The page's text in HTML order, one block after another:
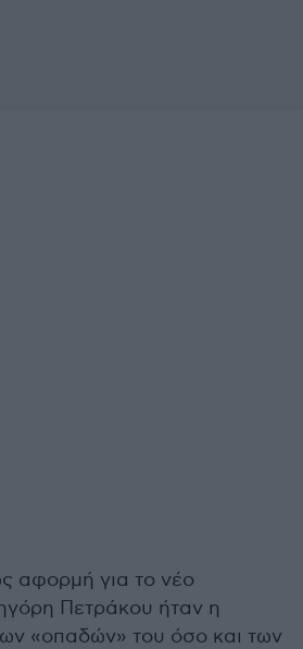
αφορμή για το νέο
Πετράκου ήταν η
«οπαδών» του όσο και των